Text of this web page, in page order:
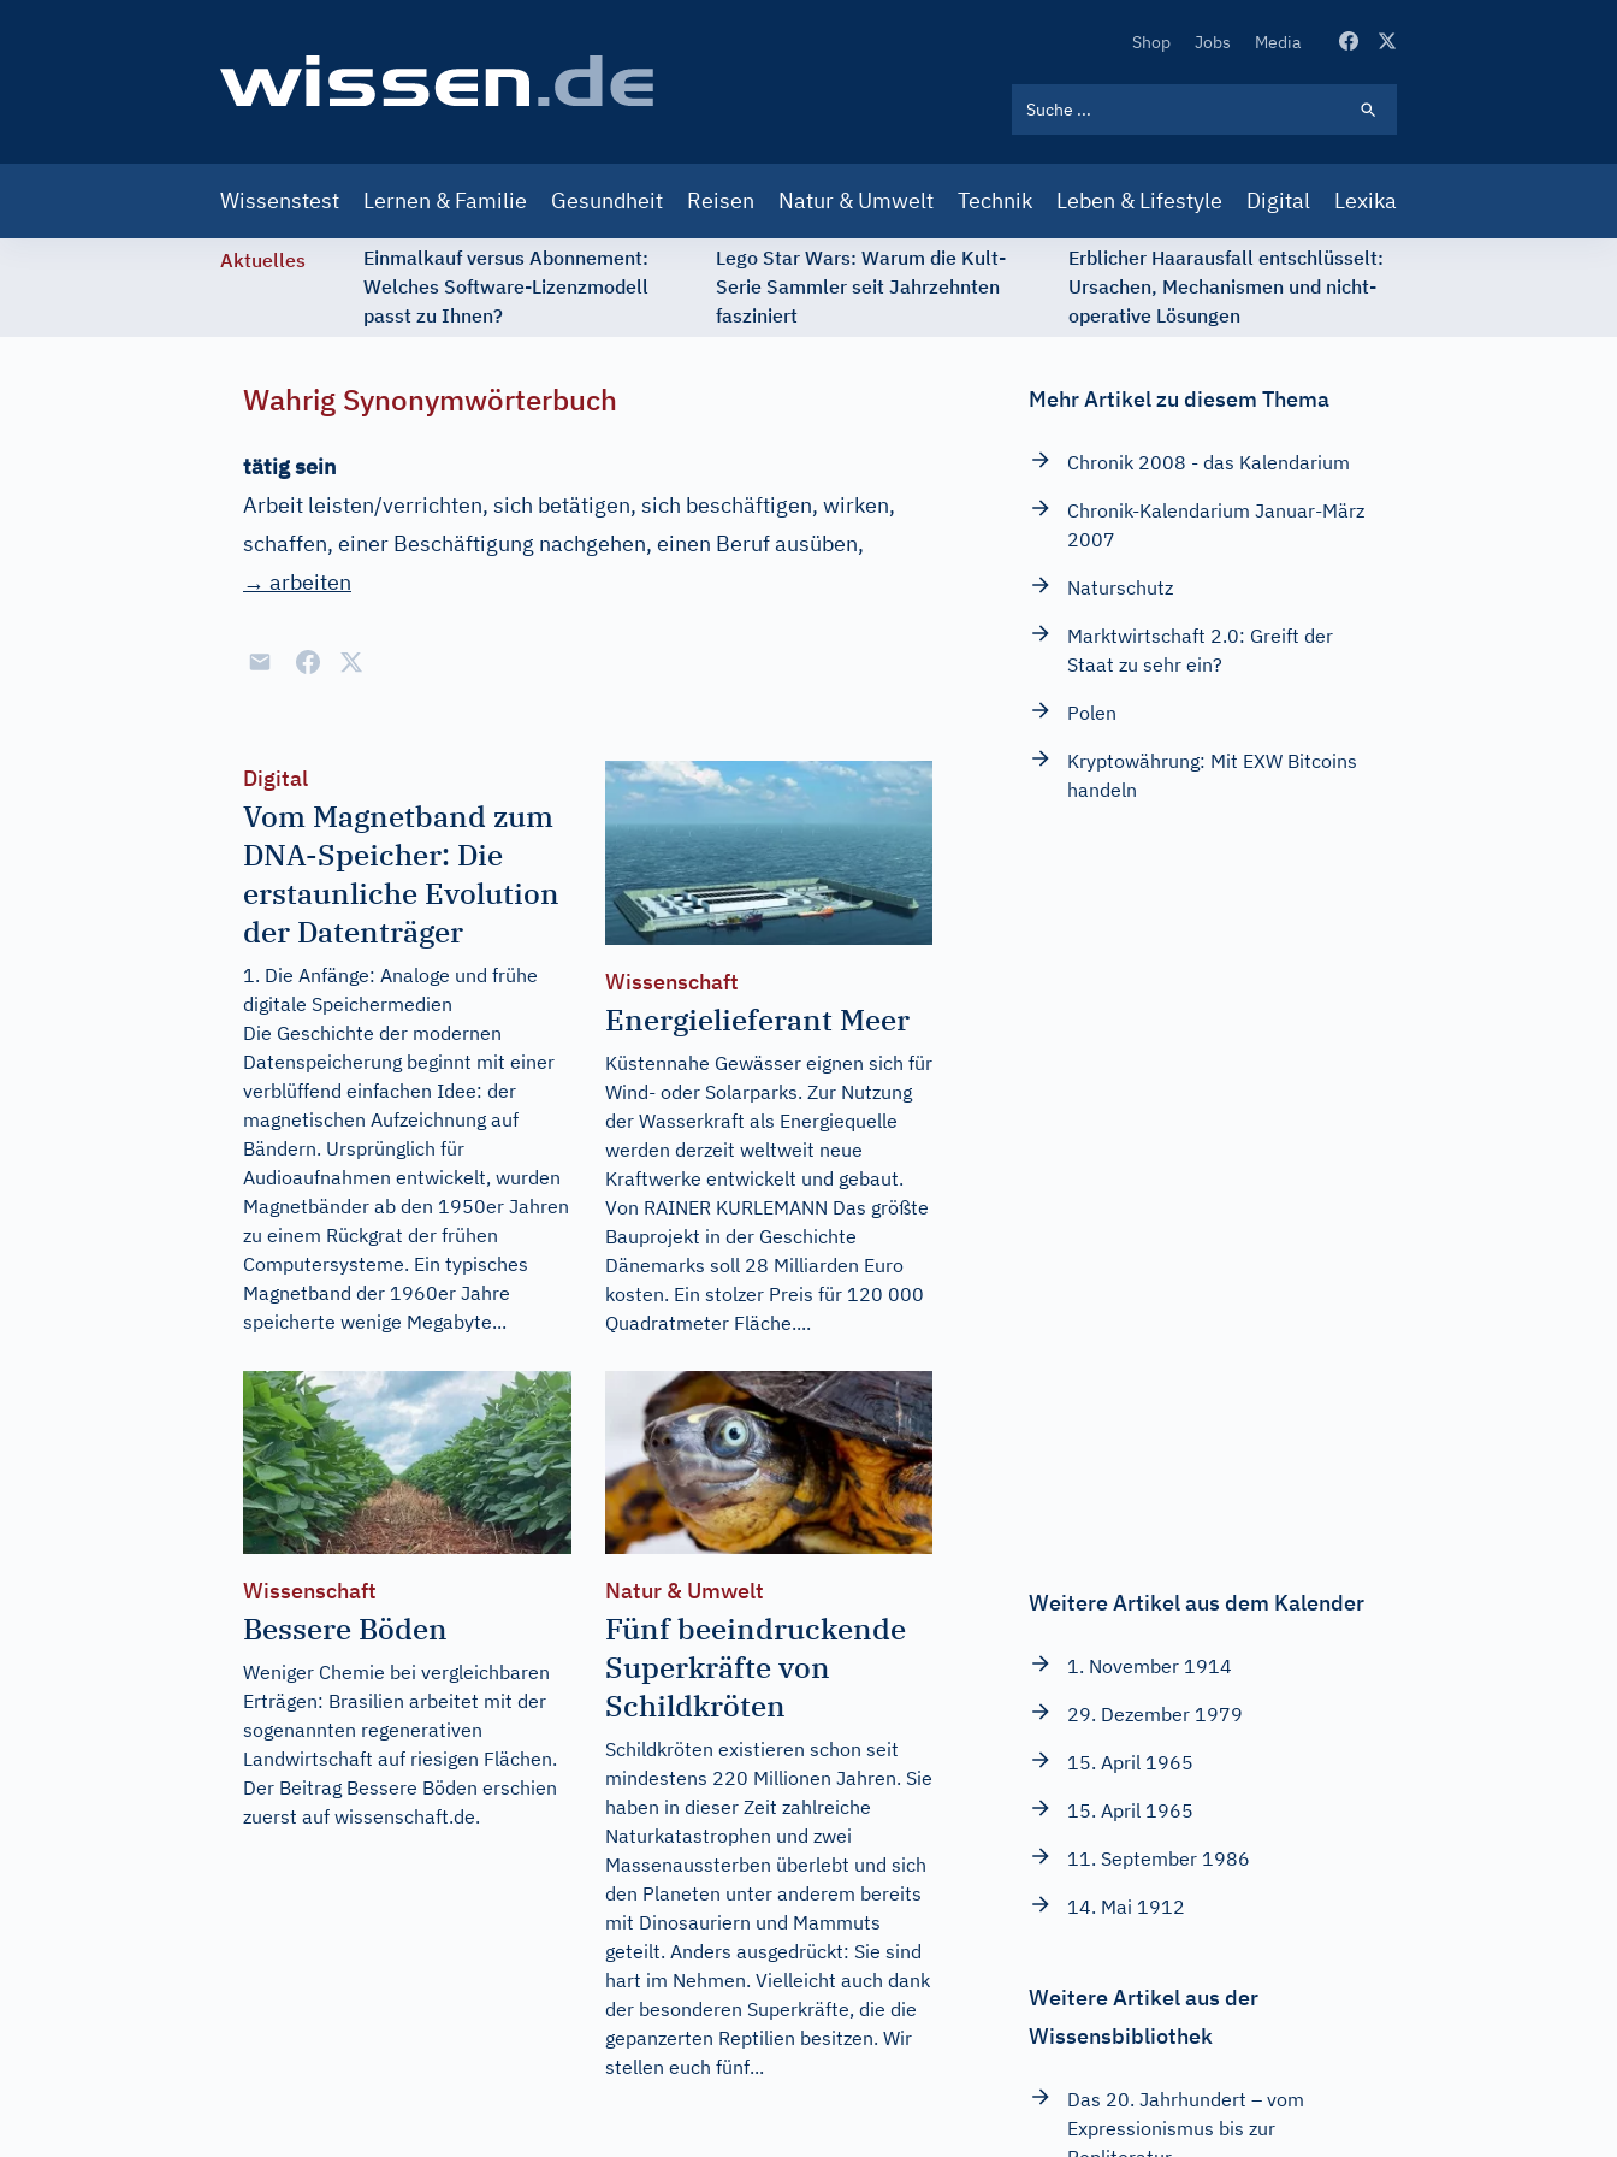
Secondary
Shop Jobs Media
navigation
Wissenstest Lernen & Familie Gesundheit Reisen Natur & Umwelt Technik Leben & Lifestyle Digital Lexika
Aktuelles
Einmalkauf versus Abonnement:
Welches Software-Lizenzmodell
passt zu Ihnen?
Lego Star Wars: Warum die Kult-
Serie Sammler seit Jahrzehnten
fasziniert
Erblicher Haarausfall entschlüsselt:
Ursachen, Mechanismen und nicht-
operative Lösungen
Wahrig Synonymwörterbuch
tätig sein
Arbeit leisten/verrichten, sich betätigen, sich beschäftigen, wirken,
schaffen, einer Beschäftigung nachgehen, einen Beruf ausüben,
→ arbeiten
Digital
Vom Magnetband zum
DNA-Speicher: Die
erstaunliche Evolution
der Datenträger
1. Die Anfänge: Analoge und frühe
digitale Speichermedien
Die Geschichte der modernen
Datenspeicherung beginnt mit einer
verblüffend einfachen Idee: der
magnetischen Aufzeichnung auf
Bändern. Ursprünglich für
Audioaufnahmen entwickelt, wurden
Magnetbänder ab den 1950er Jahren
zu einem Rückgrat der frühen
Computersysteme. Ein typisches
Magnetband der 1960er Jahre
speicherte wenige Megabyte...
Wissenschaft
Energielieferant Meer
Küstennahe Gewässer eignen sich für
Wind- oder Solarparks. Zur Nutzung
der Wasserkraft als Energiequelle
werden derzeit weltweit neue
Kraftwerke entwickelt und gebaut.
Von RAINER KURLEMANN Das größte
Bauprojekt in der Geschichte
Dänemarks soll 28 Milliarden Euro
kosten. Ein stolzer Preis für 120 000
Quadratmeter Fläche....
Wissenschaft
Bessere Böden
Weniger Chemie bei vergleichbaren
Erträgen: Brasilien arbeitet mit der
sogenannten regenerativen
Landwirtschaft auf riesigen Flächen.
Der Beitrag Bessere Böden erschien
zuerst auf wissenschaft.de.
Natur & Umwelt
Fünf beeindruckende
Superkräfte von
Schildkröten
Schildkröten existieren schon seit
mindestens 220 Millionen Jahren. Sie
haben in dieser Zeit zahlreiche
Naturkatastrophen und zwei
Massenaussterben überlebt und sich
den Planeten unter anderem bereits
mit Dinosauriern und Mammuts
geteilt. Anders ausgedrückt: Sie sind
hart im Nehmen. Vielleicht auch dank
der besonderen Superkräfte, die die
gepanzerten Reptilien besitzen. Wir
stellen euch fünf...
Mehr Artikel zu diesem Thema
Chronik 2008 - das Kalendarium
Chronik-Kalendarium Januar-März
2007
Naturschutz
Marktwirtschaft 2.0: Greift der
Staat zu sehr ein?
Polen
Kryptowährung: Mit EXW Bitcoins
handeln
Weitere Artikel aus dem Kalender
1. November 1914
29. Dezember 1979
15. April 1965
15. April 1965
11. September 1986
14. Mai 1912
Weitere Artikel aus der
Wissensbibliothek
Das 20. Jahrhundert – vom
Expressionismus bis zur